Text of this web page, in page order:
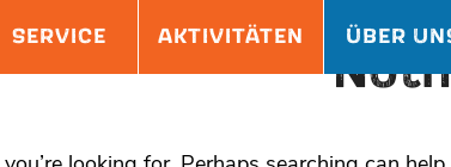
SERVICE AKTIVITÄTEN ÜBER